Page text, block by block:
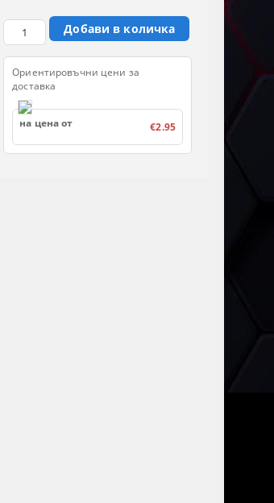
Ориентировъчни цени за
доставка
на цена от €2.95